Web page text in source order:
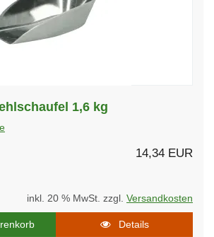
1,6 kg
14,34 EUR
inkl. 20 % MwSt. zzgl. Versandkosten
Details